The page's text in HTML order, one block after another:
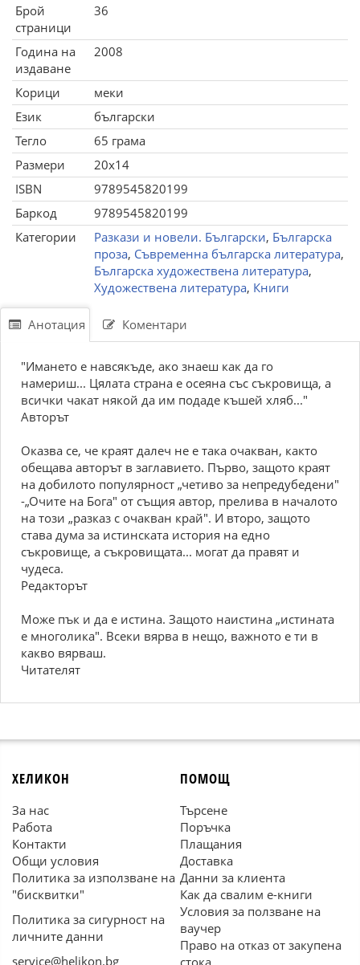
Брой
страници
36
Година на
издаване
2008
Корици
меки
Език
български
Тегло
65 грама
Размери
20x14
ISBN
9789545820199
Баркод
9789545820199
Категории
Разкази и новели. Български, Българска
проза, Съвременна българска литература,
Българска художествена литература,
Художествена литература, Книги
Анотация Коментари
"Имането е навсякъде, ако знаеш как да го
намериш... Цялата страна е осеяна със съкровища, а
всички чакат някой да им подаде къшей хляб..."
Авторът
Оказва се, че краят далеч не е така очакван, както
обещава авторът в заглавието. Първо, защото краят
на добилото популярност „четиво за непредубедени"
-„Очите на Бога" от същия автор, прелива в началото
на този „разказ с очакван край". И второ, защото
става дума за истинската история на едно
съкровище, а съкровищата... могат да правят и
чудеса.
Редакторът
Може пък и да е истина. Защото наистина „истината
е многолика". Всеки вярва в нещо, важното е ти в
какво вярваш.
Читателят
ХЕЛИКОН
За нас
Работа
Контакти
Общи условия
Политика за използване на
"бисквитки"
Политика за сигурност на
личните данни
service@helikon.bg
ПОМОЩ
Търсене
Поръчка
Плащания
Доставка
Данни за клиента
Как да свалим е-книги
Условия за ползване на
ваучер
Право на отказ от закупена
стока